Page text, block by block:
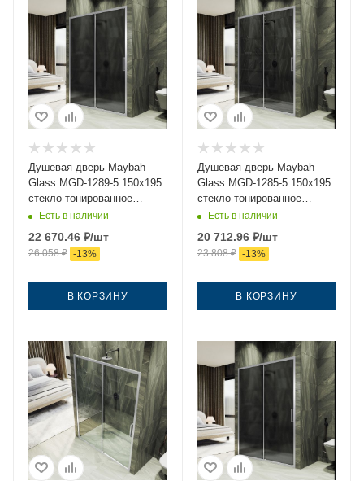
Душевая дверь Maybah
Glass MGD-1289-5 150х195
стекло тонированное
профиль хром
Есть в наличии
22 670.46 ₽/шт
26 058₽ -13%
В КОРЗИНУ
Душевая дверь Maybah
Glass MGD-1285-5 150х195
стекло тонированное
профиль хром
Есть в наличии
20 712.96₽/шт
23 808₽ -13%
В КОРЗИНУ